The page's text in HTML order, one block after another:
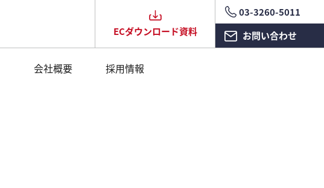
03-3260-5011
お問い合わせ
ECダウンロード資料
会社概要 採用情報